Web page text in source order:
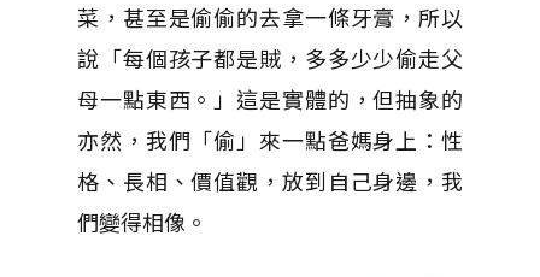
菜，甚至是偷偷的去拿一條牙膏，所以
說「每個孩子都是賊，多多少少偷走父
母一點東西。」這是實體的，但抽象的
亦然，我們「偷」來一點爸媽身上：性
格、長相、價值觀，放到自己身邊，我
們變得相像。